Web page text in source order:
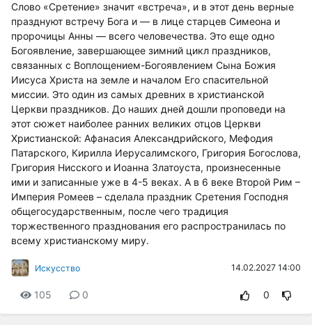
Слово «Сретение» значит «встреча», и в этот день верные
празднуют встречу Бога и — в лице старцев Симеона и
пророчицы Анны — всего человечества. Это еще одно
Богоявление, завершающее зимний цикл праздников,
связанных с Воплощением-Богоявлением Сына Божия
Иисуса Христа на земле и началом Его спасительной
миссии. Это один из самых древних в христианской
Церкви праздников. До наших дней дошли проповеди на
этот сюжет наиболее ранних великих отцов Церкви
Христианской: Афанасия Александрийского, Мефодия
Патарского, Кирилла Иерусалимского, Григория Богослова,
Григория Нисского и Иоанна Златоуста, произнесенные
ими и записанные уже в 4-5 веках. А в 6 веке Второй Рим –
Империя Ромеев – сделала праздник Сретения Господня
общегосударственным, после чего традиция
торжественного празднования его распространилась по
всему христианскому миру.
Искусство 14.02.2027 14:00
105 0 0